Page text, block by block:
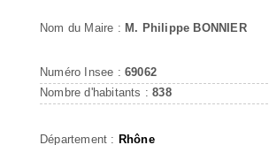
Nom du Maire : M. Philippe BONNIER
Numéro Insee : 69062
Nombre d'habitants :838
Département : Rhône